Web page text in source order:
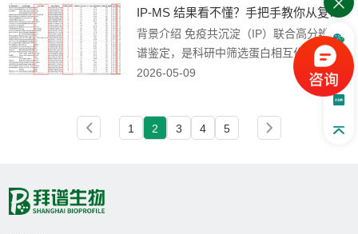
物的泛素修饰，导致这类修饰的分布、丰
度与功能始终不明确。 2026年4月，《Nat
ure》发表一项突破性研究，建立NoPro‑cli
pping（非蛋白质泛素剪切）质谱新方法，
IP-MS 结果看不懂？手把手教你从复杂数据里筛选互作蛋白...
背景介绍 免疫共沉淀（IP）联合高分辨质
谱鉴定，是科研中筛选蛋白相互作用的经
典金标准。但很多小伙伴拿到MaxQuant搜
库输出的蛋白表格时，总会被密密麻麻的
验成没成功？如何精准筛出真正的互作蛋
2026-05-09
1 2 3 4 5